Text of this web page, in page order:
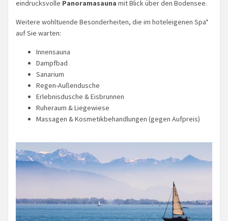
eindrucksvolle Panoramasauna mit Blick über den Bodensee.
Weitere wohltuende Besonderheiten, die im hoteleigenen Spa*
auf Sie warten:
Innensauna
Dampfbad
Sanarium
Regen-Außendusche
Erlebnisdusche & Eisbrunnen
Ruheraum & Liegewiese
Massagen & Kosmetikbehandlungen (gegen Aufpreis)